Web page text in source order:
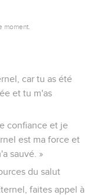
car tu as été
et tu m'as
confiance et je
est ma force et
sauvé. »
du salut
faites appel à